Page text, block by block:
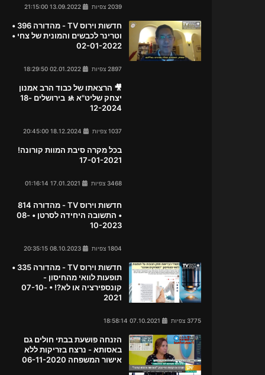
2039 צפיות
חדשות וירוס TV - מהדורה 396 •
וטרינר לכבשים והמונית של צחי •
02-01-2022
2897 צפיות
🎥 הרצאתו של כבוד הרב אמנון
יצחק שליט"א 🚸 בירושלים 18-
12-2024
1037 צפיות
בכל מקרה סיבת המוות קורונה!
17-01-2021
3468 צפיות
חדשות וירוס TV - מהדורה 814
• התשובה היחידה לסרטן • 08-
10-2023
1804 צפיות
חדשות וירוס TV - מהדורה 335 •
תופעות לוואי מהחיסון -
קונספירציה או לא?! • 07-10-
2021
3775 צפיות
הזנחה פושעת בבתי חולים גם
באסותא - נרצח בזריקות ללא
אישור המשפחה 06-11-2020